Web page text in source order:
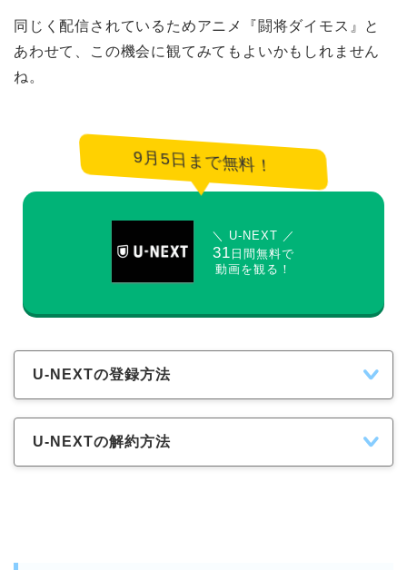
同じく配信されているためアニメ『闘将ダイモス』と
あわせて、この機会に観てみてもよいかもしれません
ね。
9月5日まで無料！
＼ U-NEXT ／
31 日間無料で
動画を観る！
U-NEXTの登録方法
U-NEXTの解約方法